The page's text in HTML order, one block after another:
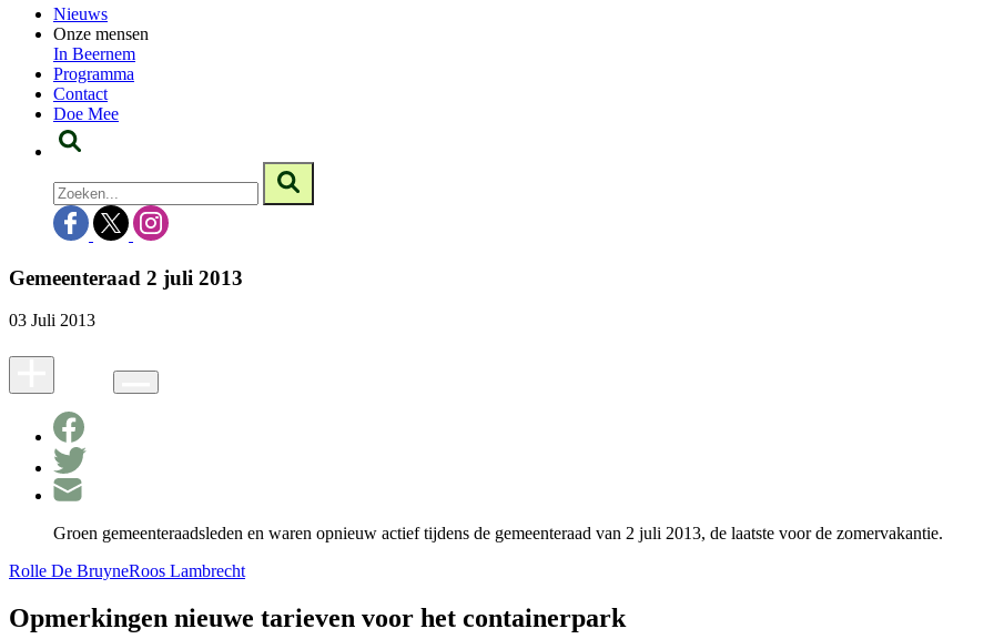
Nieuws
Onze mensen
In Beernem
Programma
Contact
Doe Mee
Gemeenteraad 2 juli 2013
03 Juli 2013
Groen gemeenteraadsleden en waren opnieuw actief tijdens de gemeenteraad van 2 juli 2013, de laatste voor de zomervakantie.
Rolle De BruyneRoos Lambrecht
Opmerkingen nieuwe tarieven voor het containerpark